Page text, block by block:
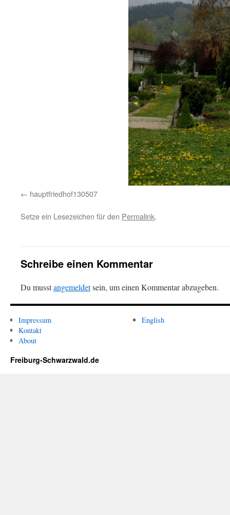
hauptfriedhof130507
Setze ein Lesezeichen für den Permalink.
Schreibe einen Kommentar
Du musstangemeldetsein, um einen Kommentar abzugeben.
Impressum
Kontakt
About
English
Freiburg-Schwarzwald.de